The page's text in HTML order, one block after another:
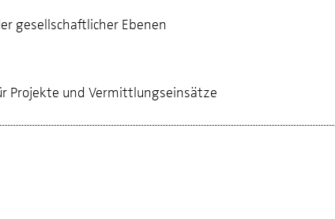
gesellschaftlicher Ebenen
Projekte und Vermittlungseinsätze